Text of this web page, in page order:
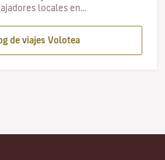
locales en…
de viajes Volotea